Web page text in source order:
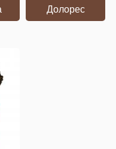
Долорес